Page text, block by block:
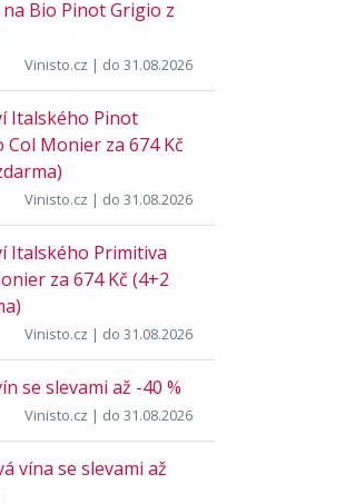
na Bio Pinot Grigio z
Vinisto.cz | do 31.08.2026
Italského Pinot
Col Monier za 674 Kč
Vinisto.cz | do 31.08.2026
Italského Primitiva
za 674 Kč (4+2
Vinisto.cz | do 31.08.2026
se slevami až -40 %
Vinisto.cz | do 31.08.2026
vína se slevami až